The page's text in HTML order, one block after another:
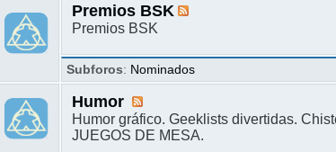
Premios BSK
Premios BSK
Subforos: Nominados
Humor
Humor gráfico. Geeklists divertidas.
JUEGOS DE MESA.